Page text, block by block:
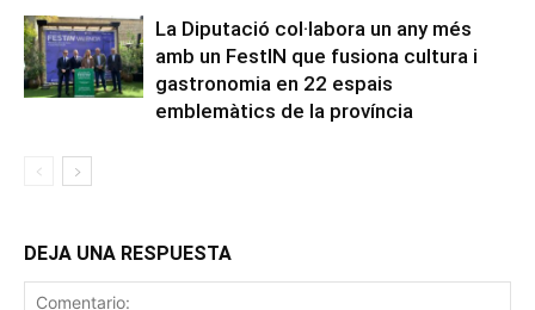
La Diputació col·labora un any més
amb un FestIN que fusiona cultura i
gastronomia en 22 espais
emblemàtics de la província
DEJA UNA RESPUESTA